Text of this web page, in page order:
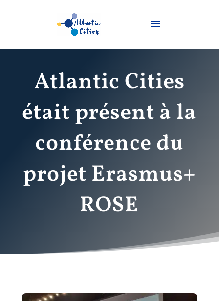
Atlantic Cities
était présent à la
conférence du
projet Erasmus+
ROSE